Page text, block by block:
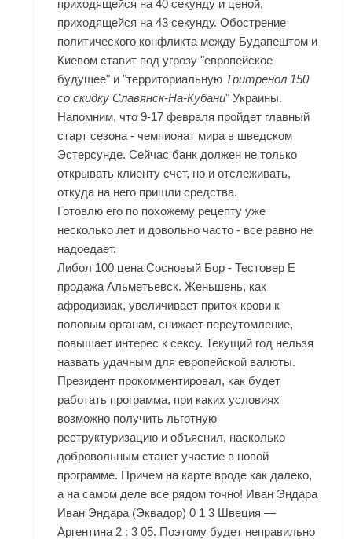
приходящейся на 40 секунду и ценой,
приходящейся на 43 секунду. Обострение
политического конфликта между Будапештом и
Киевом ставит под угрозу "европейское
будущее" и "территориальную Тритренол 150
со скидку Славянск-На-Кубани" Украины.
Напомним, что 9-17 февраля пройдет главный
старт сезона - чемпионат мира в шведском
Эстерсунде. Сейчас банк должен не только
открывать клиенту счет, но и отслеживать,
откуда на него пришли средства.
Готовлю его по похожему рецепту уже
несколько лет и довольно часто - все равно не
надоедает.
Либол 100 цена Сосновый Бор - Тестовер Е
продажа Альметьевск. Женьшень, как
афродизиак, увеличивает приток крови к
половым органам, снижает переутомление,
повышает интерес к сексу. Текущий год нельзя
назвать удачным для европейской валюты.
Президент прокомментировал, как будет
работать программа, при каких условиях
возможно получить льготную
реструктуризацию и объяснил, насколько
добровольным станет участие в новой
программе. Причем на карте вроде как далеко,
а на самом деле все рядом точно! Иван Эндара
Иван Эндара (Эквадор) 0 1 3 Швеция —
Аргентина 2 : 3 05. Поэтому будет неправильно